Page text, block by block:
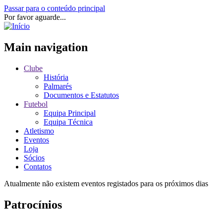
Passar para o conteúdo principal
Por favor aguarde...
Main navigation
Clube
História
Palmarés
Documentos e Estatutos
Futebol
Equipa Principal
Equipa Técnica
Atletismo
Eventos
Loja
Sócios
Contatos
Atualmente não existem eventos registados para os próximos dias
Patrocínios